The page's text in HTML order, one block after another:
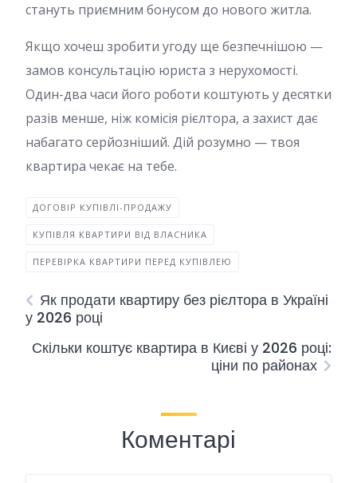
стануть приємним бонусом до нового житла.
Якщо хочеш зробити угоду ще безпечнішою —
замов консультацію юриста з нерухомості.
Один-два часи його роботи коштують у десятки
разів менше, ніж комісія рієлтора, а захист дає
набагато серйозніший. Дій розумно — твоя
квартира чекає на тебе.
ДОГОВІР КУПІВЛІ-ПРОДАЖУ
КУПІВЛЯ КВАРТИРИ ВІД ВЛАСНИКА
ПЕРЕВІРКА КВАРТИРИ ПЕРЕД КУПІВЛЕЮ
Як продати квартиру без рієлтора в Україні
у 2026 році
Скільки коштує квартира в Києві у 2026 році:
ціни по районах
Коментарі